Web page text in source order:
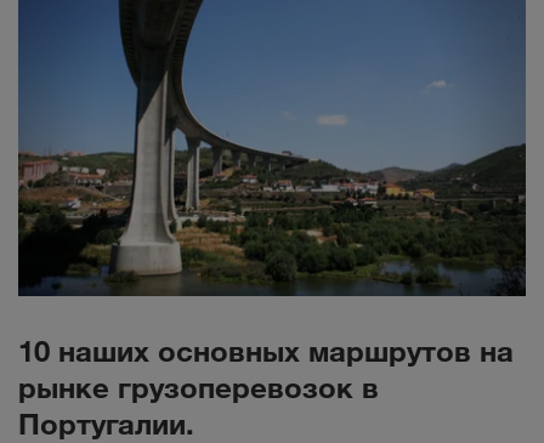
10 наших основных маршрутов на
рынке грузоперевозок в
Португалии.